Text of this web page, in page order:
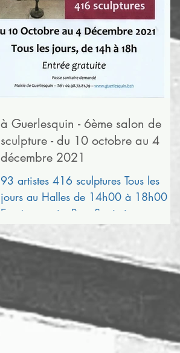
à Guerlesquin - 6ème salon de
sculpture - du 10 octobre au 4
décembre 2021
93 artistes 416 sculptures Tous les
jours au Halles de 14h00 à 18h00
Entrée gratuite Pass Sanitaire
Obligatoire